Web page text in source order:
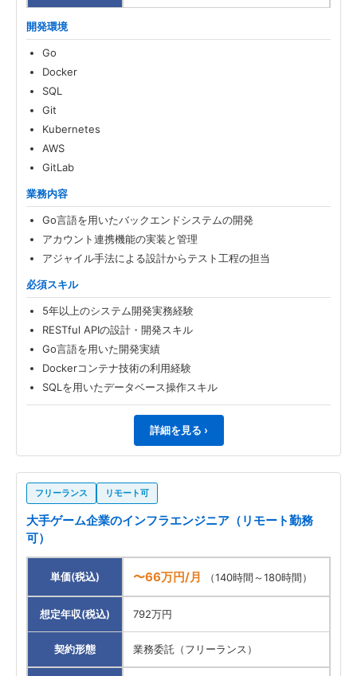
開発環境
Go
Docker
SQL
Git
Kubernetes
AWS
GitLab
業務内容
Go言語を用いたバックエンドシステムの開発
アカウント連携機能の実装と管理
アジャイル手法による設計からテスト工程の担当
必須スキル
5年以上のシステム開発実務経験
RESTful APIの設計・開発スキル
Go言語を用いた開発実績
Dockerコンテナ技術の利用経験
SQLを用いたデータベース操作スキル
詳細を見る ›
フリーランス リモート可
大手ゲーム企業のインフラエンジニア（リモート勤務
可）
単価(税込) 〜66万円/月 （140時間～180時間）
想定年収(税込) 792万円
契約形態 業務委託（フリーランス）